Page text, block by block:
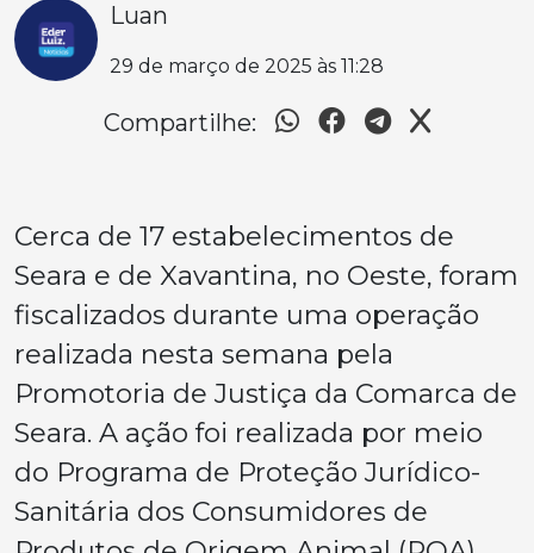
Luan
29 de março de 2025 às 11:28
Compartilhe:
Cerca de 17 estabelecimentos de
Seara e de Xavantina, no Oeste, foram
fiscalizados durante uma operação
realizada nesta semana pela
Promotoria de Justiça da Comarca de
Seara. A ação foi realizada por meio
do Programa de Proteção Jurídico-
Sanitária dos Consumidores de